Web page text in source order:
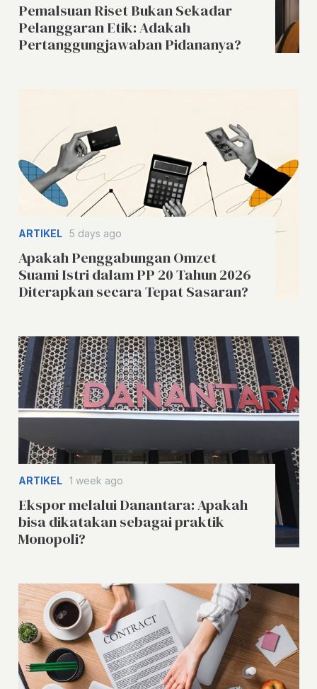
Pemalsuan Riset Bukan Sekadar
Pelanggaran Etik: Adakah
Pertanggungjawaban Pidananya?
ARTIKEL 5 days ago
Apakah Penggabungan Omzet
Suami Istri dalam PP 20 Tahun 2026
Diterapkan secara Tepat Sasaran?
ARTIKEL 1 week ago
Ekspor melalui Danantara: Apakah
bisa dikatakan sebagai praktik
Monopoli?